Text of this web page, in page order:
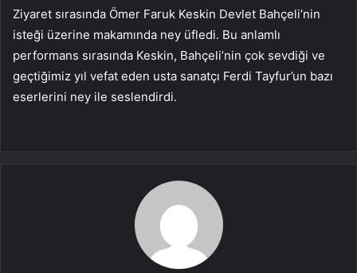
Ziyaret sırasında Ömer Faruk Keskin Devlet Bahçeli’nin
isteği üzerine makamında ney üfledi. Bu anlamlı
performans sırasında Keskin, Bahçeli’nin çok sevdiği ve
geçtiğimiz yıl vefat eden usta sanatçı Ferdi Tayfur’un bazı
eserlerini ney ile seslendirdi.